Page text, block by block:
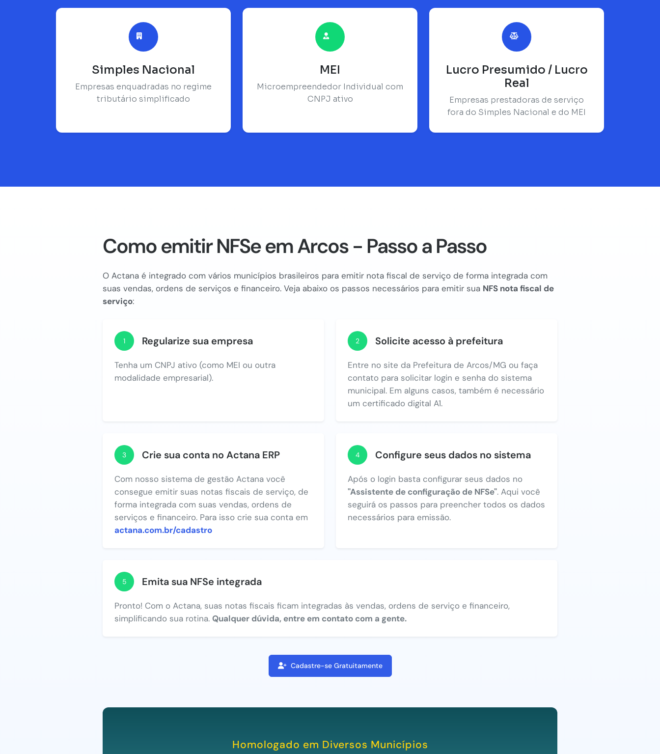
Simples Nacional
Empresas enquadradas no regime
tributário simplificado
MEI
Microempreendedor Individual com
CNPJ ativo
Lucro Presumido / Lucro
Real
Empresas prestadoras de serviço
fora do Simples Nacional e do MEI
Como emitir NFSe em Arcos - Passo a Passo
O Actana é integrado com vários municípios brasileiros para emitir nota fiscal de serviço de forma integrada com
suas vendas, ordens de serviços e financeiro. Veja abaixo os passos necessários para emitir sua NFS nota fiscal de
serviço:
1 Regularize sua empresa
Tenha um CNPJ ativo (como MEI ou outra
modalidade empresarial).
2 Solicite acesso à prefeitura
Entre no site da Prefeitura de Arcos/MG ou faça
contato para solicitar login e senha do sistema
municipal. Em alguns casos, também é necessário
um certificado digital A1.
3 Crie sua conta no Actana ERP
Com nosso sistema de gestão Actana você
consegue emitir suas notas fiscais de serviço, de
forma integrada com suas vendas, ordens de
serviços e financeiro. Para isso crie sua conta em
actana.com.br/cadastro
4 Configure seus dados no sistema
Após o login basta configurar seus dados no
"Assistente de configuração de NFSe". Aqui você
seguirá os passos para preencher todos os dados
necessários para emissão.
5 Emita sua NFSe integrada
Pronto! Com o Actana, suas notas fiscais ficam integradas às vendas, ordens de serviço e financeiro,
simplificando sua rotina. Qualquer dúvida, entre em contato com a gente.
Cadastre-se Gratuitamente
Homologado em Diversos Municípios